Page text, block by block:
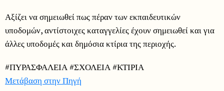
Αξίζει να σημειωθεί πως πέραν των εκπαιδευτικών
υποδομών, αντίστοιχες καταγγελίες έχουν σημειωθεί και για
άλλες υποδομές και δημόσια κτίρια της περιοχής.
#ΠΥΡΑΣΦΑΛΕΙΑ #ΣΧΟΛΕΙΑ #ΚΤΙΡΙΑ
Μετάβαση στην Πηγή